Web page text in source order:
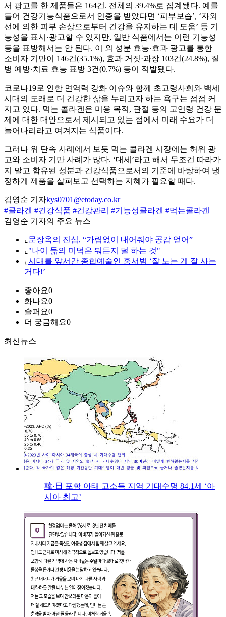
서 광고를 한 제품들은 164건. 전체의 39.4%로 집계됐다. 예를
들어 건강기능식품으로서 인증을 받았다면 ‘피부보습’, ‘자외
선에 의한 피부 손상으로부터 건강을 유지하는 데 도움’ 등 기
능성을 표시·광고할 수 있지만, 일반 식품에서는 이런 기능성
등을 표방해서는 안 된다. 이 외 성분 효능·효과 광고를 통한
소비자 기만이 146건(35.1%), 효과 거짓·과장 103건(24.8%), 질
병 예방·치료 효능 표방 3건(0.7%) 등이 적발됐다.
코로나19로 인한 면역력 강화 이슈와 함께 초고령사회와 백세
시대의 도래로 더 건강한 삶을 누리고자 하는 욕구는 점점 커
지고 있다. 먹는 콜라겐은 미용 목적, 관절 등의 고연령 건강 문
제에 대한 대안으로서 제시되고 있는 점에서 미래 수요가 더
늘어나리라고 여겨지는 식품이다.
그러나 위 단속 사례에서 보듯 먹는 콜라겐 시장에는 허위 광
고와 소비자 기만 사례가 많다. ‘대세’라고 해서 무조건 따라가
지 말고 함유된 성분과 건강식품으로서의 기준에 바탕하여 냉
정하게 제품을 살펴보고 선택하는 지혜가 필요할 때다.
김영순 기자kys0701@etoday.co.kr
#콜라겐 #건강식품 #건강관리 #기능성콜라겐 #먹는콜라겐
김영순 기자의 주요 뉴스
⌞ 문장옥의 진심, “가림없이 내어줘야 공감 얻어”
⌞ "나이 듦의 미덕은 뭐든지 덜 하는 것"
⌞ 시대를 앞서간 종합예술인 홍서범 ‘잘 노는 게 잘 사는
거다!’
좋아요0
화나요0
슬퍼요0
더 궁금해요0
최신뉴스
韓·日 포함 아태 고소득 지역 기대수명 84.1세 ‘아
시아 최고’